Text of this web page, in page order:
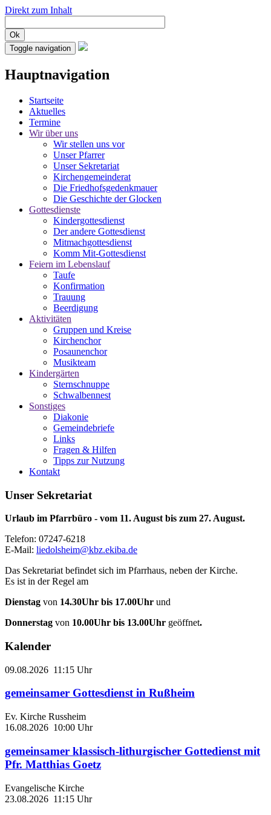
Direkt zum Inhalt
Ok
Toggle navigation
Hauptnavigation
Startseite
Aktuelles
Termine
Wir über uns
Wir stellen uns vor
Unser Pfarrer
Unser Sekretariat
Kirchengemeinderat
Die Friedhofsgedenkmauer
Die Geschichte der Glocken
Gottesdienste
Kindergottesdienst
Der andere Gottesdienst
Mitmachgottesdienst
Komm Mit-Gottesdienst
Feiern im Lebenslauf
Taufe
Konfirmation
Trauung
Beerdigung
Aktivitäten
Gruppen und Kreise
Kirchenchor
Posaunenchor
Musikteam
Kindergärten
Sternschnuppe
Schwalbennest
Sonstiges
Diakonie
Gemeindebriefe
Links
Fragen & Hilfen
Tipps zur Nutzung
Kontakt
Unser Sekretariat
Urlaub im Pfarrbüro - vom 11. August bis zum 27. August.
Telefon: 07247-6218
E-Mail: liedolsheim@kbz.ekiba.de
Das Sekretariat befindet sich im Pfarrhaus, neben der Kirche.
Es ist in der Regel am
Dienstag von 14.30Uhr bis 17.00Uhr und
Donnerstag von 10.00Uhr bis 13.00Uhr geöffnet.
Kalender
09.08.2026 11:15 Uhr
gemeinsamer Gottesdienst in Rußheim
Ev. Kirche Russheim
16.08.2026 10:00 Uhr
gemeinsamer klassisch-lithurgischer Gottedienst mit
Pfr. Matthias Goetz
Evangelische Kirche
23.08.2026 11:15 Uhr